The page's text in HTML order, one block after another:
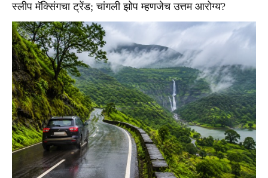
स्लीप मॅक्सिंगचा ट्रेंड; चांगली झोप म्हणजेच उत्तम आरोग्य?